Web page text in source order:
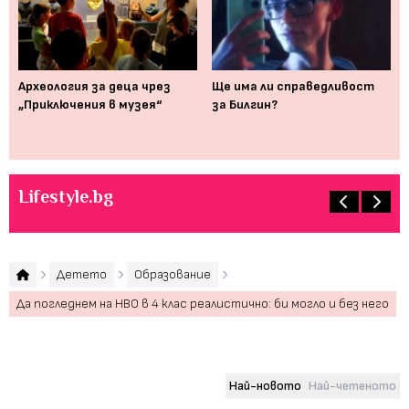
Археология за деца чрез
„Приключения в музея“
Ще има ли справедливост
за Билгин?
Lifestyle.bg
Детето
Образование
Да погледнем на НВО в 4 клас реалистично: би могло и без него
Най-новото Най-четеното